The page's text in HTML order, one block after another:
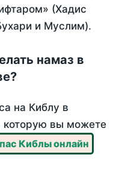
(Хадис
и Муслим).
намаз в
на Киблу в
которую вы можете
Киблы онлайн